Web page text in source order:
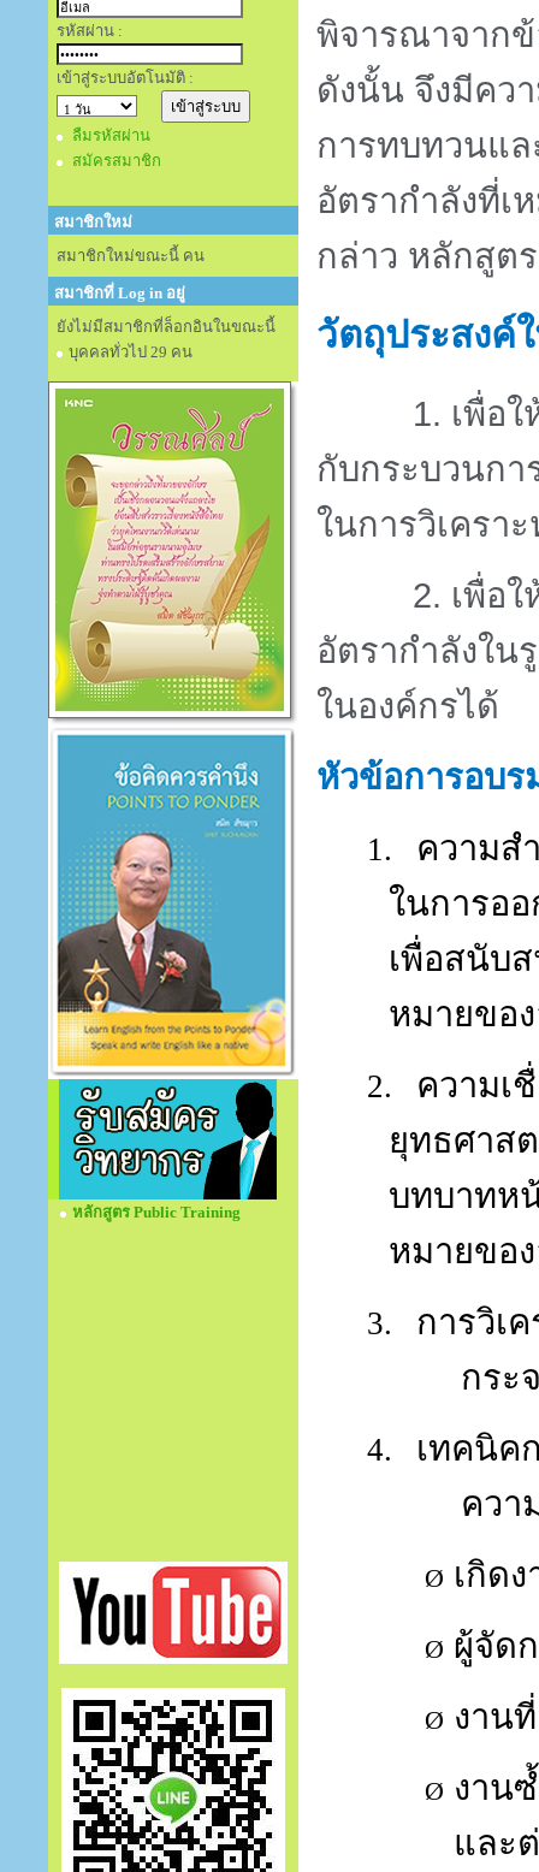
รหัสผ่าน :
เข้าสู่ระบบอัตโนมัติ :
ลืมรหัสผ่าน
สมัครสมาชิก
สมาชิกใหม่
สมาชิกใหม่ขณะนี้ คน
สมาชิกที่ Log in อยู่
ยังไม่มีสมาชิกที่ล็อกอินในขณะนี้
บุคคลทั่วไป 29 คน
หลักสูตร Public Training
พิจารณาจากข้
ดังนั้น จึงมีคว
การทบทวนแล
อัตรากำลังที่เ
กล่าว หลักสูต
วัตถุประสงค์
1. เพื่อ
กับกระบวนกา
ในการวิเครา
2. เพื่อ
อัตรากำลังใน
ในองค์กรได้
หัวข้อการอบร
1.
ความส
ในการอ
เพื่อสนับ
หมายขอ
2.
ความเ
ยุทธศาส
บทบาทห
หมายขอ
3.
การวิเ
กระ
4.
เทคนิค
ควา
Ø เกิด
Ø ผู้จัด
Ø งาน
Ø งาน
และ